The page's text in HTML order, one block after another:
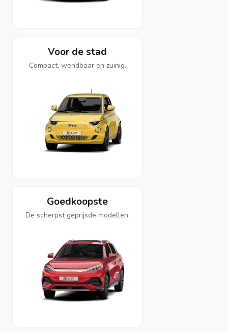
Voor de stad
Compact, wendbaar en zuinig.
Goedkoopste
De scherpst geprijsde modellen.